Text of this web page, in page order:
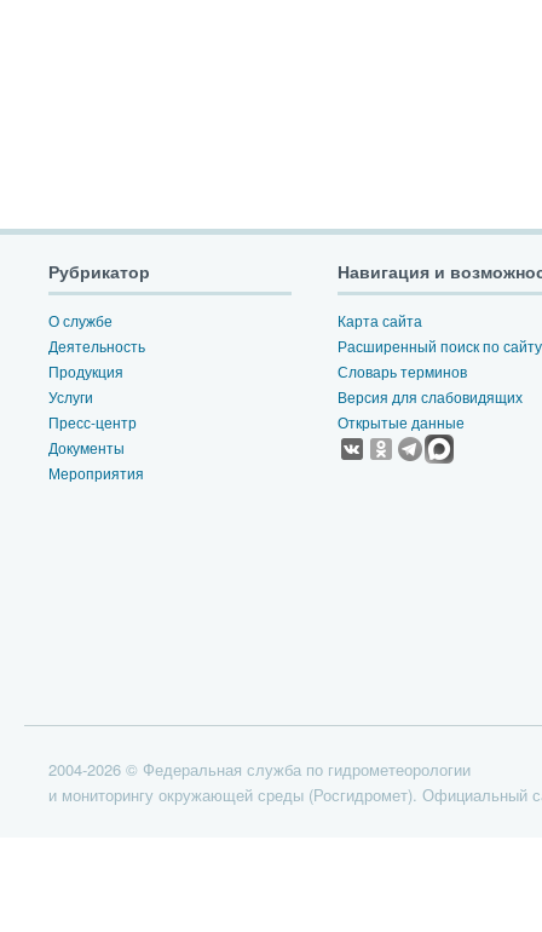
Рубрикатор
О службе
Деятельность
Продукция
Услуги
Пресс-центр
Документы
Мероприятия
Навигация и
Карта сайта
Расширенный поиск по сайту
Словарь терминов
Версия для слабовидящих
Открытые данные
2004-2026 © Федеральная служба по гидрометеорологии
и мониторингу окружающей среды (Росгидромет). Официальный